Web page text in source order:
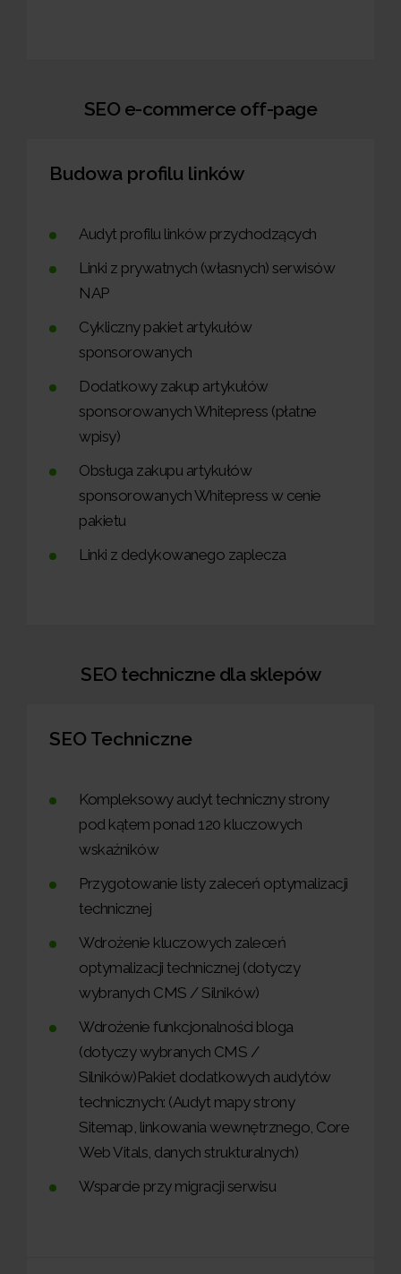
SEO e-commerce off-page
Budowa profilu linków
Audyt profilu linków przychodzących
Linki z prywatnych (własnych) serwisów
NAP
Cykliczny pakiet artykułów
sponsorowanych
Dodatkowy zakup artykułów
sponsorowanych Whitepress (płatne
wpisy)
Obsługa zakupu artykułów
sponsorowanych Whitepress w cenie
pakietu
Linki z dedykowanego zaplecza
SEO techniczne dla sklepów
SEO Techniczne
Kompleksowy audyt techniczny strony
pod kątem ponad 120 kluczowych
wskaźników
Przygotowanie listy zaleceń optymalizacji
technicznej
Wdrożenie kluczowych zaleceń
optymalizacji technicznej (dotyczy
wybranych CMS / Silników)
Wdrożenie funkcjonalności bloga
(dotyczy wybranych CMS /
Silników)Pakiet dodatkowych audytów
technicznych: (Audyt mapy strony
Sitemap, linkowania wewnętrznego, Core
Web Vitals, danych strukturalnych)
Wsparcie przy migracji serwisu